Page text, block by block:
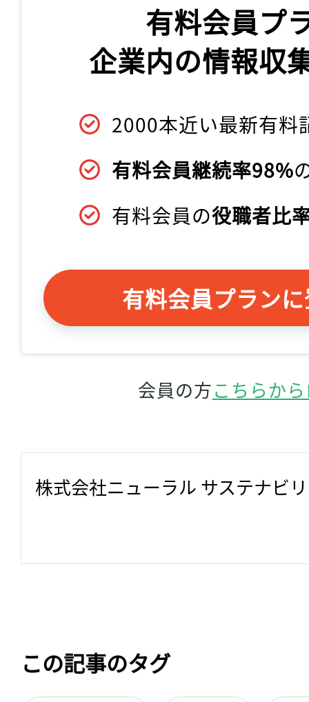
有料会員プ
企業内の情報収
2000本近い最新有料
有料会員継続率98%
有料会員の役職者比
有料会員プラン
会員の方こちらか
株式会社ニューラル サステナビ
この記事のタグ